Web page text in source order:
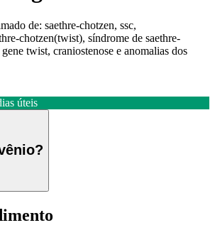
de: saethre-chotzen, ssc,
chotzen(twist), síndrome de saethre-
twist, craniostenose e anomalias dos
úteis